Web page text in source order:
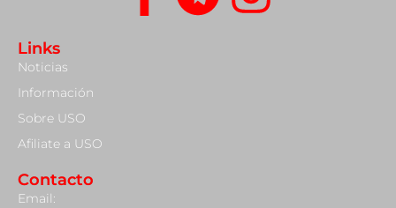
Links
Noticias
Información
Sobre USO
Afiliate a USO
Contacto
Email: